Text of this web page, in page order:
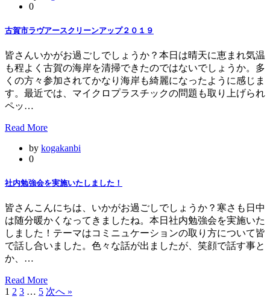
0
古賀市ラヴアースクリーンアップ２０１９
皆さんいかがお過ごしでしょうか？本日は晴天に恵まれ気温
も程よく古賀の海岸を清掃できたのではないでしょうか。多
くの方々参加されてかなり海岸も綺麗になったように感じま
す。最近では、マイクロプラスチックの問題も取り上げられ
ペッ…
Read More
by kogakanbi
0
社内勉強会を実施いたしました！
皆さんこんにちは、いかがお過ごしでしょうか？寒さも日中
は随分暖かくなってきましたね。本日社内勉強会を実施いた
しました！テーマはコミニュケーションの取り方について皆
で話し合いました。色々な話が出ましたが、笑顔で話す事と
か、…
Read More
1 2 3 … 5 次へ »